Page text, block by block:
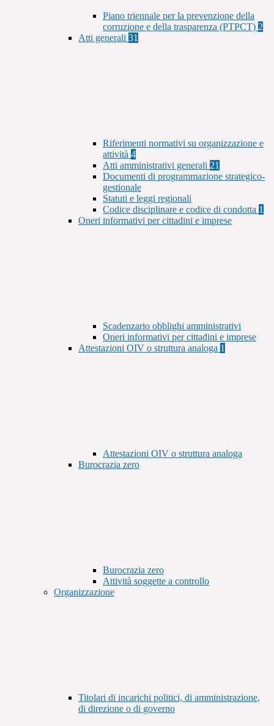
Piano triennale per la prevenzione della
corruzione e della trasparenza (PTPCT) 2
Atti generali 31
Riferimenti normativi su organizzazione e
attività 4
Atti amministrativi generali 21
Documenti di programmazione strategico-
gestionale
Statuti e leggi regionali
Codice disciplinare e codice di condotta 1
Oneri informativi per cittadini e imprese
Scadenzario obblighi amministrativi
Oneri informativi per cittadini e imprese
Attestazioni OIV o struttura analoga 1
Attestazioni OIV o struttura analoga
Burocrazia zero
Burocrazia zero
Attività soggette a controllo
Organizzazione
Titolari di incarichi politici, di amministrazione,
di direzione o di governo